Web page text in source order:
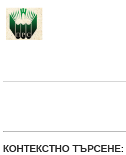
КОНТЕКСТНО ТЪРСЕНЕ: